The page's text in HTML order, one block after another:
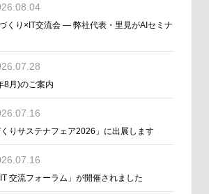
くり×IT交流会 ― 弊社代表・里見がAIセミナ
8月)のご案内
くりサステナフェア2026」に出展します
IT 交流フォーラム」が開催されました